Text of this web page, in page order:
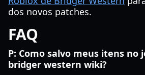
dos novos patches.
FAQ
P: Como salvo meus itens no
bridger western wiki?